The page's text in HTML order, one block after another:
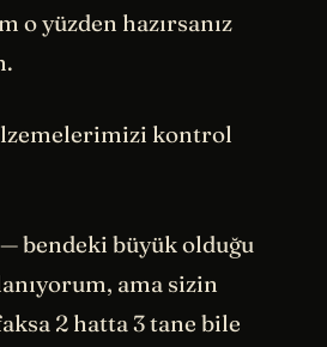
yüzden hazırsanız
kontrol
bendeki büyük olduğu
ama sizin
2 hatta 3 tane bile